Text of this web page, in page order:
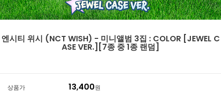
엔시티 위시 (NCT WISH) - 미니앨범 3집 : COLOR [JEWEL C
ASE VER.][7종 중 1종 랜덤]
상품가 13,400원